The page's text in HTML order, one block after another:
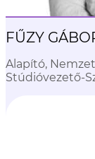
FŰZY
Alapító,
Stúdióvezető-